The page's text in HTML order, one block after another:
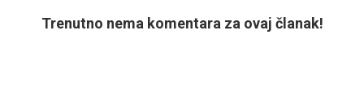
Trenutno nema komentara za ovaj članak!